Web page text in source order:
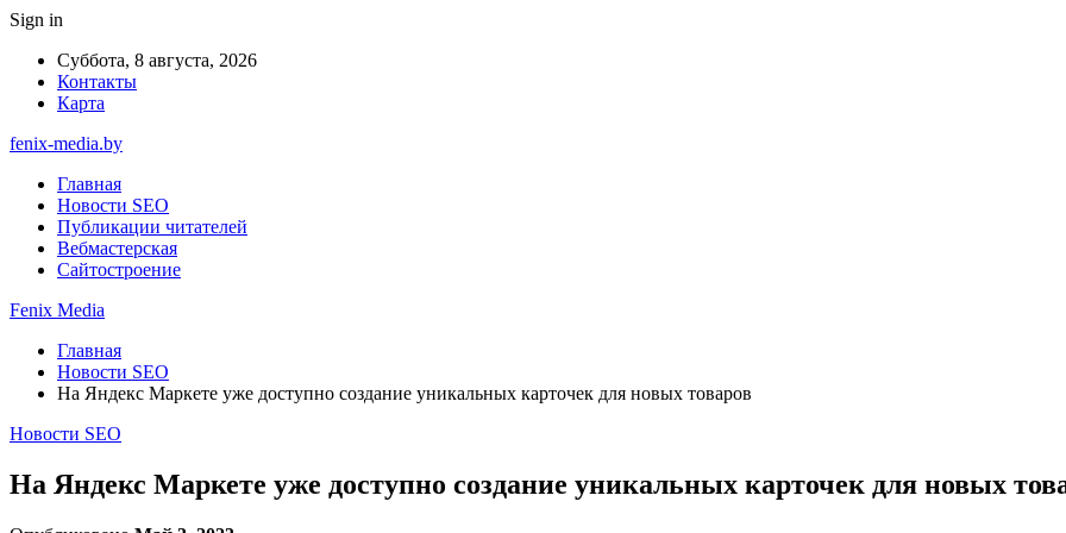
Sign in
Суббота, 8 августа, 2026
Контакты
Карта
fenix-media.by
Главная
Новости SEO
Публикации читателей
Вебмастерская
Сайтостроение
Fenix Media
Главная
Новости SEO
На Яндекс Маркете уже доступно создание уникальных карточек для новых товаров
Новости SEO
На Яндекс Маркете уже доступно создание уникальных карточек для новых